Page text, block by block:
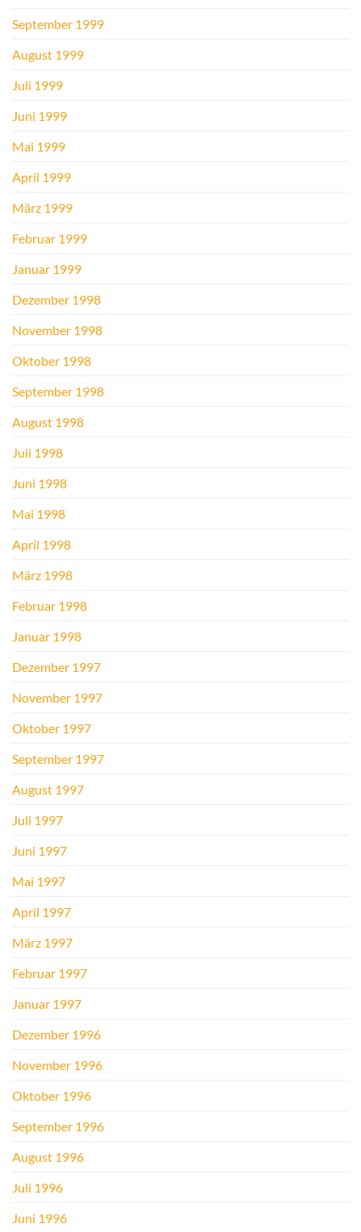
September 1999
August 1999
Juli 1999
Juni 1999
Mai 1999
April 1999
März 1999
Februar 1999
Januar 1999
Dezember 1998
November 1998
Oktober 1998
September 1998
August 1998
Juli 1998
Juni 1998
Mai 1998
April 1998
März 1998
Februar 1998
Januar 1998
Dezember 1997
November 1997
Oktober 1997
September 1997
August 1997
Juli 1997
Juni 1997
Mai 1997
April 1997
März 1997
Februar 1997
Januar 1997
Dezember 1996
November 1996
Oktober 1996
September 1996
August 1996
Juli 1996
Juni 1996